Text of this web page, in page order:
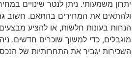
יתרון משמעותי. ניתן לנטר שינויים
ולהתאים את המחירים בהתאם. חשוב
הנחות בעונות חלשות, או להציע
מוגבלים, כדי למשוך שוכרים חדשים.
השכירות יגביר את התחרותיות של הנכס